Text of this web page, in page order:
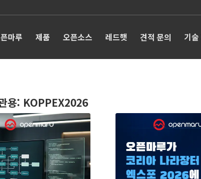
마루 제품 오픈소스 레드햇 견적 문의 기술
용: KOPPEX2026